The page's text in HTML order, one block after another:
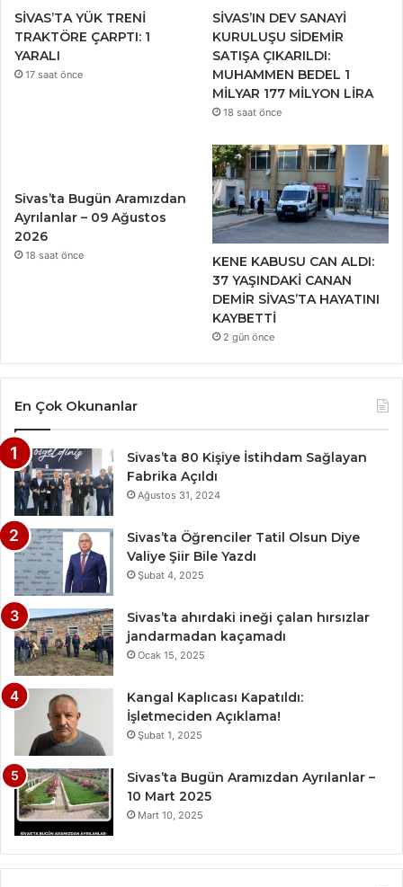
SİVAS’TA YÜK TRENİ
TRAKTÖRE ÇARPTI: 1
YARALI
17 saat önce
SİVAS’IN DEV SANAYİ
KURULUŞU SİDEMİR
SATIŞA ÇIKARILDI:
MUHAMMEN BEDEL 1
MİLYAR 177 MİLYON LİRA
18 saat önce
Sivas’ta Bugün Aramızdan
Ayrılanlar – 09 Ağustos
2026
18 saat önce
KENE KABUSU CAN ALDI:
37 YAŞINDAKİ CANAN
DEMİR SİVAS’TA HAYATINI
KAYBETTİ
2 gün önce
En Çok Okunanlar
Sivas’ta 80 Kişiye İstihdam Sağlayan
Fabrika Açıldı
Ağustos 31, 2024
Sivas’ta Öğrenciler Tatil Olsun Diye
Valiye Şiir Bile Yazdı
Şubat 4, 2025
Sivas’ta ahırdaki ineği çalan hırsızlar
jandarmadan kaçamadı
Ocak 15, 2025
Kangal Kaplıcası Kapatıldı:
İşletmeciden Açıklama!
Şubat 1, 2025
Sivas’ta Bugün Aramızdan Ayrılanlar –
10 Mart 2025
Mart 10, 2025